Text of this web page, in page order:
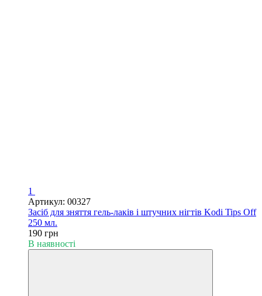
1
Артикул: 00327
Засіб для зняття гель-лаків і штучних нігтів Kodi Tips Off
250 мл.
190 грн
В наявності